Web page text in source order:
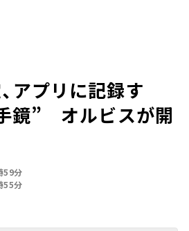
アプリに記録す
鏡” オルビスが開
59分
55分